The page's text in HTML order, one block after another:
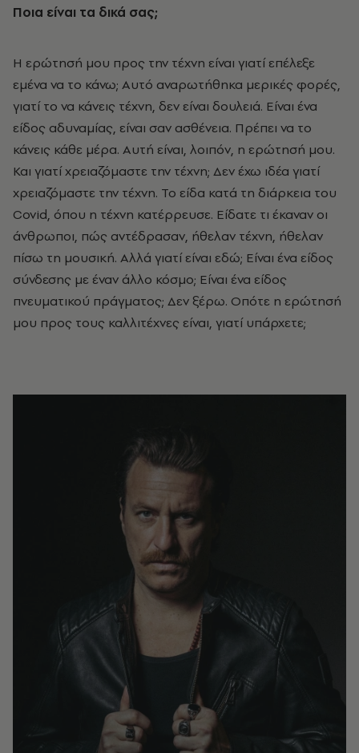
Ποια είναι τα δικά σας;
Η ερώτησή μου προς την τέχνη είναι γιατί επέλεξε
εμένα να το κάνω; Αυτό αναρωτήθηκα μερικές φορές,
γιατί το να κάνεις τέχνη, δεν είναι δουλειά. Είναι ένα
είδος αδυναμίας, είναι σαν ασθένεια. Πρέπει να το
κάνεις κάθε μέρα. Αυτή είναι, λοιπόν, η ερώτησή μου.
Και γιατί χρειαζόμαστε την τέχνη; Δεν έχω ιδέα γιατί
χρειαζόμαστε την τέχνη. Το είδα κατά τη διάρκεια του
Covid, όπου η τέχνη κατέρρευσε. Είδατε τι έκαναν οι
άνθρωποι, πώς αντέδρασαν, ήθελαν τέχνη, ήθελαν
πίσω τη μουσική. Αλλά γιατί είναι εδώ; Είναι ένα είδος
σύνδεσης με έναν άλλο κόσμο; Είναι ένα είδος
πνευματικού πράγματος; Δεν ξέρω. Οπότε η ερώτησή
μου προς τους καλλιτέχνες είναι, γιατί υπάρχετε;